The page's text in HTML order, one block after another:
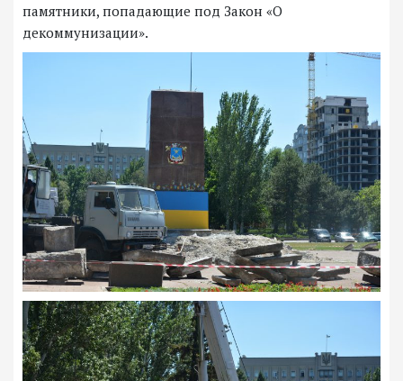
памятники, попадающие под Закон «О
декоммунизации».